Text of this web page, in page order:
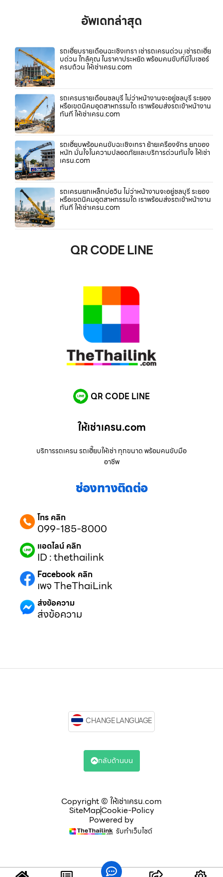
อัพเดทล่าสุด
รถเฮี๊ยบรายเดือนฉะเชิงเทรา เช่ารถเครนด่วน เช่ารถเฮี๊ย
บด่วน ใกล้คุณ ในราคาประหยัด พร้อมคนขับที่มีใบเซอร์
ครบถ้วน ให้เช่าเครน.com
รถเครนรายเดือนชลบุรี ไม่ว่าหน้างานจะอยู่ชลบุรี ระยอง
หรือเขตนิคมอุตสาหกรรมใด เราพร้อมส่งรถเข้าหน้างาน
ทันที ให้เช่าเครน.com
รถเฮี๊ยบพร้อมคนขับฉะเชิงเทรา ย้ายเครื่องจักร ยกของ
หนัก มั่นใจในความปลอดภัยและบริการด่วนทันใจ ให้เช่า
เครน.com
รถเครนยกเหล็กบ่อวิน ไม่ว่าหน้างานจะอยู่ชลบุรี ระยอง
หรือเขตนิคมอุตสาหกรรมใด เราพร้อมส่งรถเข้าหน้างาน
ทันที ให้เช่าเครน.com
QR CODE LINE
QR CODE LINE
ให้เช่าเครน.com
บริการรถเครน รถเฮี๊ยบให้เช่า ทุกขนาด พร้อมคนขับมือ
อาชีพ
ช่องทางติดต่อ
โทร คลิก
099-185-8000
แอดไลน์ คลิก
ID : thethailink
Facebook คลิก
เพจ TheThaiLink
ส่งข้อความ
ส่งข้อความ
Copyright © ให้เช่าเครน.com
SiteMapCookie-Policy
Powered by
รับทำเว็บไซต์
CHANGE LANGUAGE
กลับด้านบน